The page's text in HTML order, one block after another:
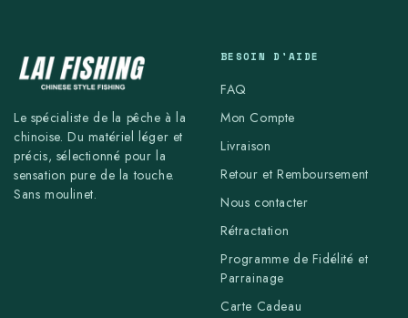
Le spécialiste de la pêche à la
chinoise. Du matériel léger et
précis, sélectionné pour la
sensation pure de la touche.
Sans moulinet.
BESOIN D'AIDE
FAQ
Mon Compte
Livraison
Retour et Remboursement
Nous contacter
Rétractation
Programme de Fidélité et
Parrainage
Carte Cadeau